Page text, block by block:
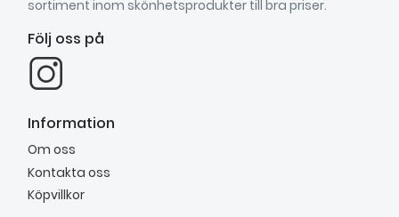
sortiment inom skönhetsprodukter till bra priser.
Följ oss på
Information
Om oss
Kontakta oss
Köpvillkor